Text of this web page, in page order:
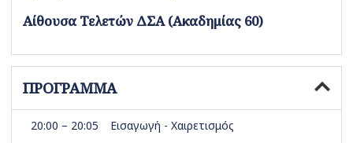
Αίθουσα Τελετών ΔΣΑ (Ακαδημίας 60)
ΠΡΟΓΡΑΜΜΑ
20:00 – 20:05 Εισαγωγή - Χαιρετισμός